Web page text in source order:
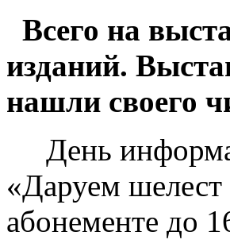
Всего на
изданий.
нашли своего
День
«Даруем
абонементе до